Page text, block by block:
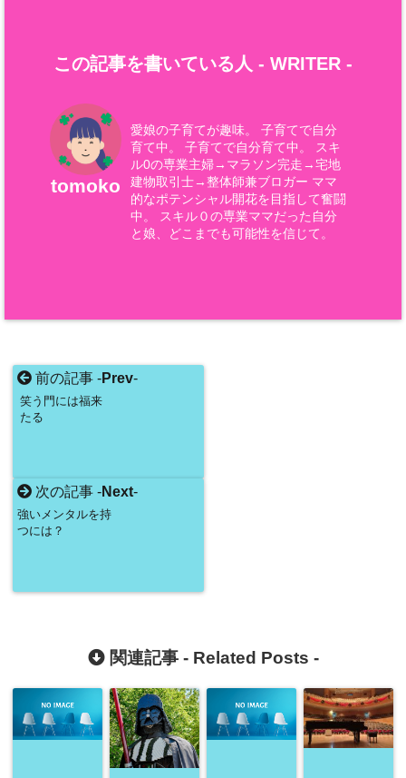
この記事を書いている人 - WRITER -
tomoko
愛娘の子育てが趣味。 子育てで自分
育て中。 子育てで自分育て中。 スキ
ル0の専業主婦→マラソン完走→宅地
建物取引士→整体師兼ブロガー ママ
的なポテンシャル開花を目指して奮闘
中。 スキル０の専業ママだった自分
と娘、どこまでも可能性を信じて。
前の記事 -Prev-
笑う門には福来
たる
次の記事 -Next-
強いメンタルを持
つには？
関連記事 - Related Posts -